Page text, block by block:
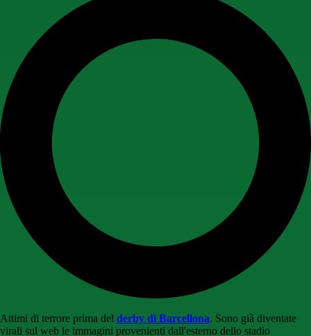
Attimi di terrore prima del derby di Barcellona. Sono già diventate
virali sul web le immagini provenienti dall'esterno dello stadio